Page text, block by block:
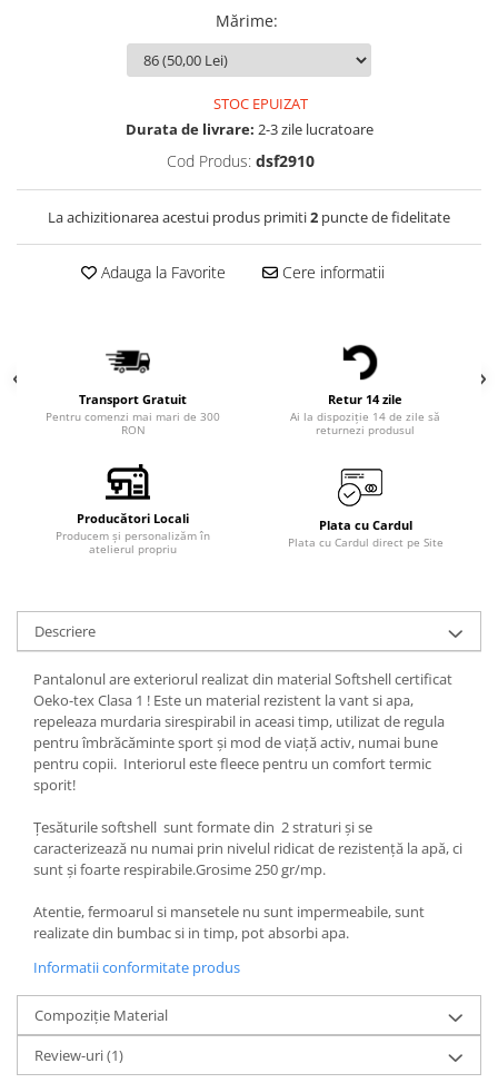
Mărime:
STOC EPUIZAT
Durata de livrare: 2-3 zile lucratoare
Cod Produs: dsf2910
La achizitionarea acestui produs primiti2 puncte de fidelitate
Adauga la Favorite Cere informatii
Transport Gratuit
Pentru comenzi mai mari de 300
RON
Retur 14 zile
Ai la dispoziție 14 de zile să
returnezi produsul
Producători Locali
Producem și personalizăm în
atelierul propriu
Plata cu Cardul
Plata cu Cardul direct pe Site
Descriere
Pantalonul areexteriorul realizat din materialSoftshell certificat
Oeko-tex Clasa 1 ! Este un material rezistent la vant si apa,
repeleaza murdaria sirespirabil in aceasi timp, utilizat de regula
pentru îmbrăcăminte sport și mod de viață activ, numai bune
pentru copii. Interiorul este fleece pentru un comfort termic
sporit!
Țesăturile softshell sunt formate din 2 straturi și se
caracterizează nu numai prin nivelul ridicat de rezistență la apă, ci
sunt și foarte respirabile.Grosime 250 gr/mp.
Atentie, fermoarul si mansetele nu sunt impermeabile, sunt
realizate din bumbac si in timp, pot absorbi apa.
Informatii conformitate produs
Compoziție Material
Review-uri(1)